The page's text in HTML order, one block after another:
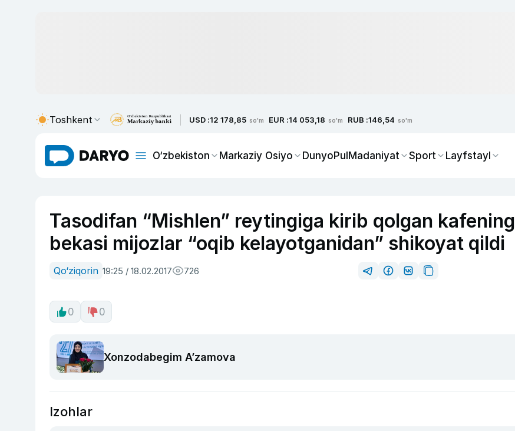
Toshkent USD :12 178,85 so'm EUR :14 053,18 so'm RUB :146,54 so'm
O‘zbekiston Markaziy Osiyo DunyoPulMadaniyat Sport Layfstayl
Tasodifan “Mishlen” reytingiga kirib qolgan kafening
bekasi mijozlar “oqib kelayotganidan” shikoyat qildi
Qo‘ziqorin 19:25 / 18.02.2017 726
0 0
Xonzodabegim A’zamova
Izohlar